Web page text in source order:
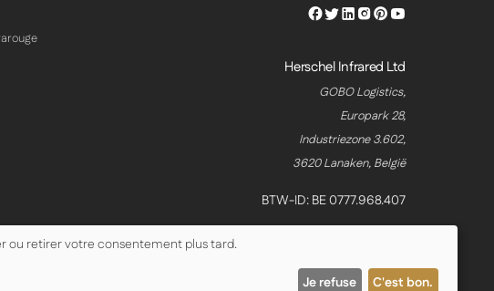
Herschel
Herschel
Herschel
Herschel
Herschel
Herschel
Herschel Infrared Ltd
GOBO Logistics,
Europark 28,
Industriezone 3.602,
3620 Lanaken, België
BTW-ID: BE 0777.968.407
ou retirer votre consentement plus tard.
Je refuse C'est bon.